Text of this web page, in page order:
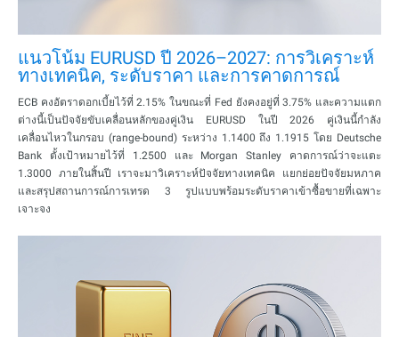
แนวโน้ม EURUSD ปี 2026–2027: การวิเคราะห์
ทางเทคนิค, ระดับราคา และการคาดการณ์
ECB คงอัตราดอกเบี้ยไว้ที่ 2.15% ในขณะที่ Fed ยังคงอยู่ที่ 3.75% และความแตก
ต่างนี้เป็นปัจจัยขับเคลื่อนหลักของคู่เงิน EURUSD ในปี 2026 คู่เงินนี้กำลัง
เคลื่อนไหวในกรอบ (range-bound) ระหว่าง 1.1400 ถึง 1.1915 โดย Deutsche
Bank ตั้งเป้าหมายไว้ที่ 1.2500 และ Morgan Stanley คาดการณ์ว่าจะแตะ
1.3000 ภายในสิ้นปี เราจะมาวิเคราะห์ปัจจัยทางเทคนิค แยกย่อยปัจจัยมหภาค
และสรุปสถานการณ์การเทรด 3 รูปแบบพร้อมระดับราคาเข้าซื้อขายที่เฉพาะ
เจาะจง